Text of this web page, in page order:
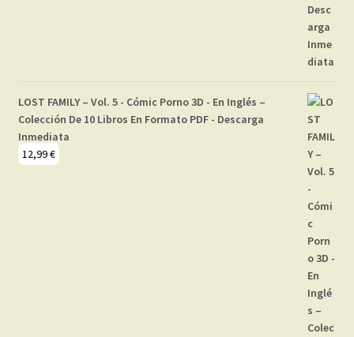
LOST FAMILY – Vol. 5 - Cómic Porno 3D - En Inglés –
Colección De 10 Libros En Formato PDF - Descarga
Inmediata
12,99€